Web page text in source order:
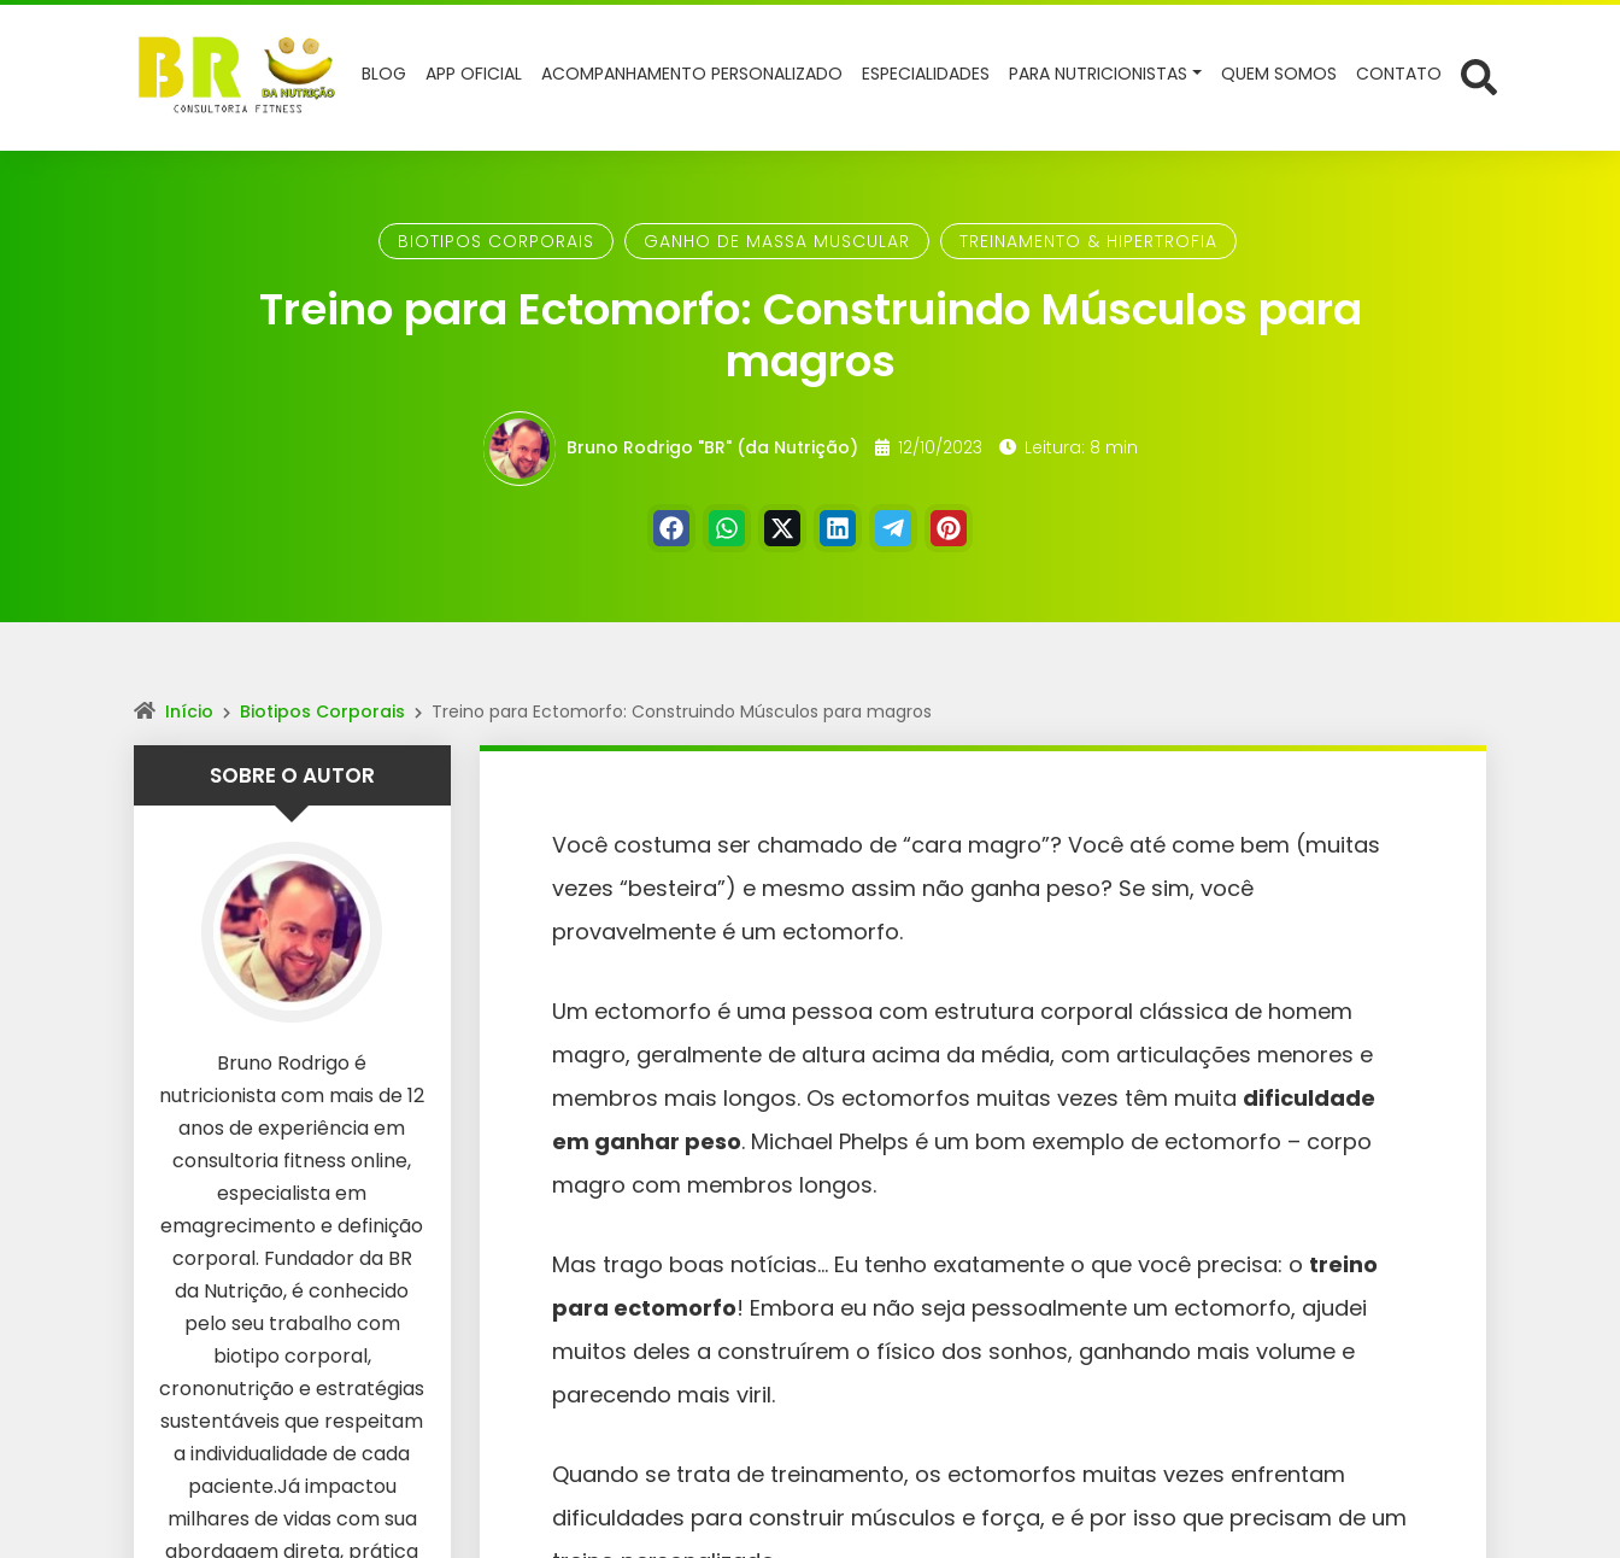
BLOG APP OFICIAL ACOMPANHAMENTO PERSONALIZADO ESPECIALIDADES PARA NUTRICIONISTAS QUEM SOMOS CONTATO
BIOTIPOS CORPORAIS GANHO DE MASSA MUSCULAR TREINAMENTO & HIPERTROFIA
Treino para Ectomorfo: Construindo Músculos para
magros
Bruno Rodrigo "BR" (da Nutrição) 12/10/2023 Leitura: 8 min
Início Biotipos Corporais Treino para Ectomorfo: Construindo Músculos para magros
Você costuma ser chamado de “cara magro”? Você até come bem (muitas
vezes “besteira”) e mesmo assim não ganha peso? Se sim, você
provavelmente é um ectomorfo.
Um ectomorfo é uma pessoa com estrutura corporal clássica de homem
magro, geralmente de altura acima da média, com articulações menores e
membros mais longos. Os ectomorfos muitas vezes têm muita dificuldade
em ganhar peso. Michael Phelps é um bom exemplo de ectomorfo – corpo
magro com membros longos.
Mas trago boas notícias… Eu tenho exatamente o que você precisa: o treino
para ectomorfo! Embora eu não seja pessoalmente um ectomorfo, ajudei
muitos deles a construírem o físico dos sonhos, ganhando mais volume e
parecendo mais viril.
Quando se trata de treinamento, os ectomorfos muitas vezes enfrentam
dificuldades para construir músculos e força, e é por isso que precisam de um
SOBRE O AUTOR
Bruno Rodrigo é
nutricionista com mais de 12
anos de experiência em
consultoria fitness online,
especialista em
emagrecimento e definição
corporal. Fundador da BR
da Nutrição, é conhecido
pelo seu trabalho com
biotipo corporal,
crononutrição e estratégias
sustentáveis que respeitam
a individualidade de cada
paciente.Já impactou
milhares de vidas com sua
abordagem direta, prática